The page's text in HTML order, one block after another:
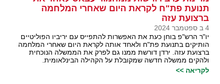
תנועת פת"ח לקראת היום שאחרי המלחמה
ברצועת עזה
4 ב ספטמבר 2024
יו"ר הרש"פ בוחן כעת את האפשרות להתפייס עם יריביו הפוליטיים
הותיקים בתנועת פת"ח ולאחד אותה לקראת היום שאחרי המלחמה
ברצועת עזה. ירדן דורשת ממנו גם לפרק את הממשלה הנוכחית
ולהקים ממשלה חדשה שמקובלת על הקהילה הבינלאומית.
לקריאה >>